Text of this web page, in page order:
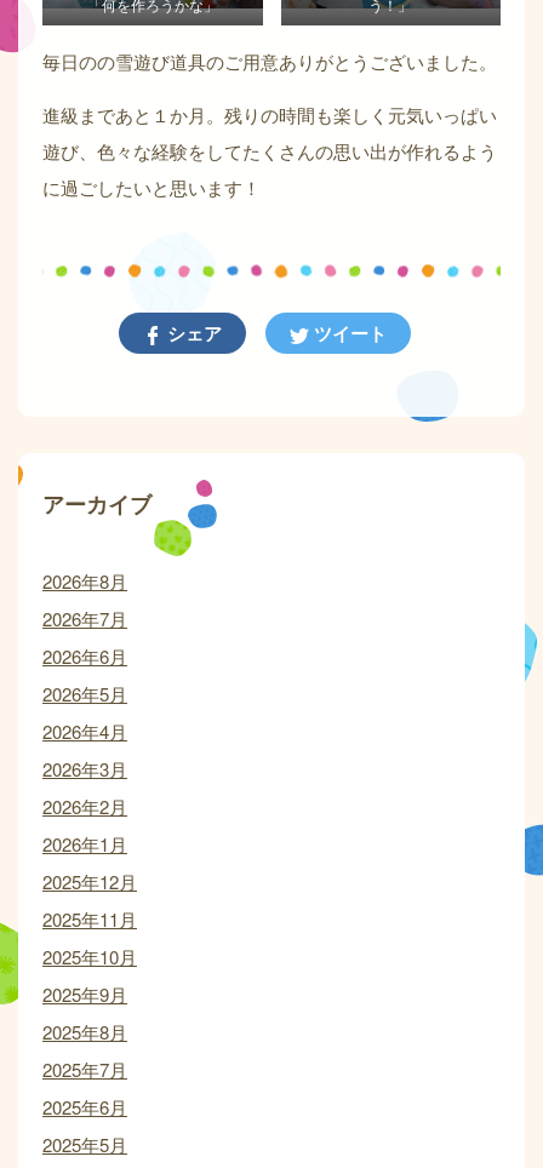
毎日のの雪遊び道具のご用意ありがとうございました。
進級まであと１か月。残りの時間も楽しく元気いっぱい
遊び、色々な経験をしてたくさんの思い出が作れるよう
に過ごしたいと思います！
シェア ツイート
アーカイブ
2026年8月
2026年7月
2026年6月
2026年5月
2026年4月
2026年3月
2026年2月
2026年1月
2025年12月
2025年11月
2025年10月
2025年9月
2025年8月
2025年7月
2025年6月
2025年5月